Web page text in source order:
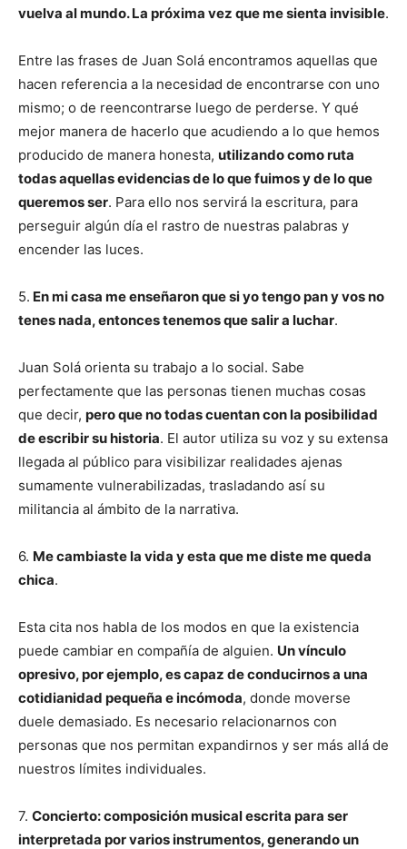
vuelva al mundo. La próxima vez que me sienta invisible.
Entre las frases de Juan Solá encontramos aquellas que
hacen referencia a la necesidad de encontrarse con uno
mismo; o de reencontrarse luego de perderse. Y qué
mejor manera de hacerlo que acudiendo a lo que hemos
producido de manera honesta, utilizando como ruta
todas aquellas evidencias de lo que fuimos y de lo que
queremos ser. Para ello nos servirá la escritura, para
perseguir algún día el rastro de nuestras palabras y
encender las luces.
5. En mi casa me enseñaron que si yo tengo pan y vos no
tenes nada, entonces tenemos que salir a luchar.
Juan Solá orienta su trabajo a lo social. Sabe
perfectamente que las personas tienen muchas cosas
que decir, pero que no todas cuentan con la posibilidad
de escribir su historia. El autor utiliza su voz y su extensa
llegada al público para visibilizar realidades ajenas
sumamente vulnerabilizadas, trasladando así su
militancia al ámbito de la narrativa.
6. Me cambiaste la vida y esta que me diste me queda
chica.
Esta cita nos habla de los modos en que la existencia
puede cambiar en compañía de alguien. Un vínculo
opresivo, por ejemplo, es capaz de conducirnos a una
cotidianidad pequeña e incómoda, donde moverse
duele demasiado. Es necesario relacionarnos con
personas que nos permitan expandirnos y ser más allá de
nuestros límites individuales.
7. Concierto: composición musical escrita para ser
interpretada por varios instrumentos, generando un